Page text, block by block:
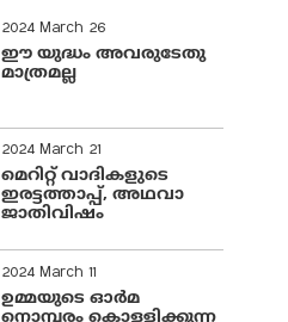
2024 March 26
ഈ യുദ്ധം അവരുടേതു
മാത്രമല്ല
2024 March 21
മെറിറ്റ് വാദികളുടെ
ഇരട്ടത്താപ്പ്, അഥവാ
ജാതിവിഷം
2024 March 11
ഉമ്മയുടെ ഓർമ
നൊമ്പരം കൊള്ളിക്കുന്ന